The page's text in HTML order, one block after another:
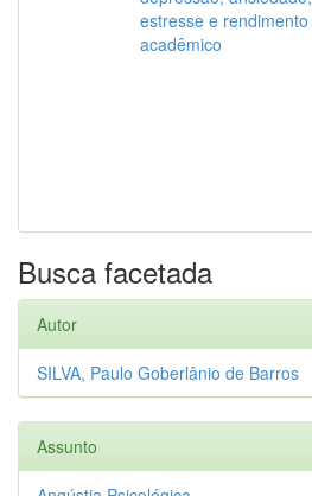
estresse e rendimento
acadêmico
Busca facetada
Autor
SILVA, Paulo Goberlânio de Barros
Assunto